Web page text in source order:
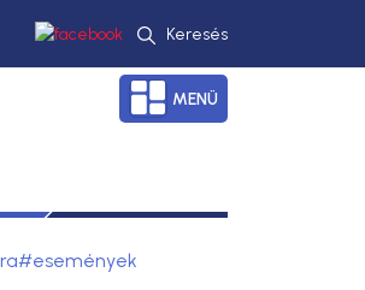
Keresés
MENÜ
#események